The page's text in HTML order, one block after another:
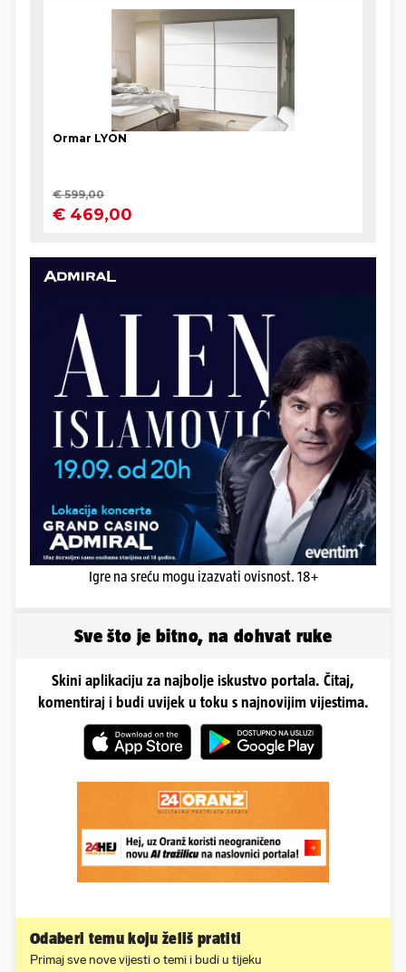
Igre na sreću mogu izazvati ovisnost. 18+
Sve što je bitno, na dohvat ruke
Skini aplikaciju za najbolje iskustvo portala. Čitaj,
komentiraj i budi uvijek u toku s najnovijim vijestima.
Odaberi temu koju želiš pratiti
Primaj sve nove vijesti o temi i budi u tijeku